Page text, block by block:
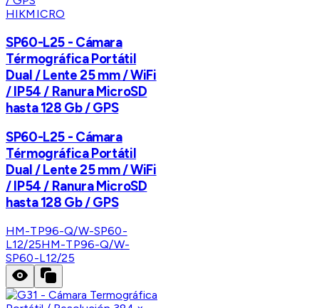
HIKMICRO
SP60-L25 - Cámara
Térmográfica Portátil
Dual / Lente 25 mm / WiFi
/ IP54 / Ranura MicroSD
hasta 128 Gb / GPS
SP60-L25 - Cámara
Térmográfica Portátil
Dual / Lente 25 mm / WiFi
/ IP54 / Ranura MicroSD
hasta 128 Gb / GPS
HM-TP96-Q/W-SP60-
L12/25HM-TP96-Q/W-
SP60-L12/25